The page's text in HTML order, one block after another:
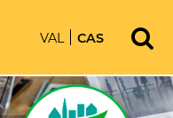
VAL CAS